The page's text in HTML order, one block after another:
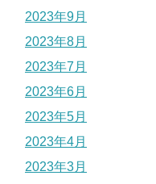
2023年9月
2023年8月
2023年7月
2023年6月
2023年5月
2023年4月
2023年3月